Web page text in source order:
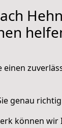
einen
genau
können wir